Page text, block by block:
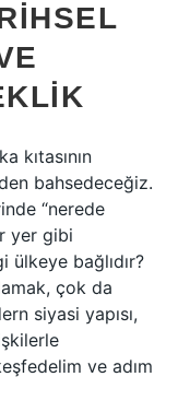
kıtasının
bahsedeceğiz.
“nerede
yer gibi
bağlıdır?
çok da
siyasi yapısı,
ve adım